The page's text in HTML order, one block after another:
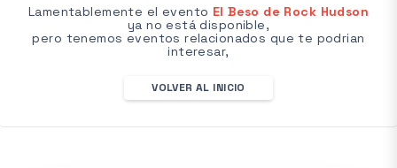
Lamentablemente el evento El Beso de Rock Hudson
ya no está disponible,
pero tenemos eventos relacionados que te podrian
interesar,
VOLVER AL INICIO